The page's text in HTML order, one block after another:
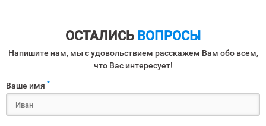
ОСТАЛИСЬ ВОПРОСЫ
Напишите нам, мы с удовольствием расскажем Вам обо всем,
что Вас интересует!
Ваше имя *